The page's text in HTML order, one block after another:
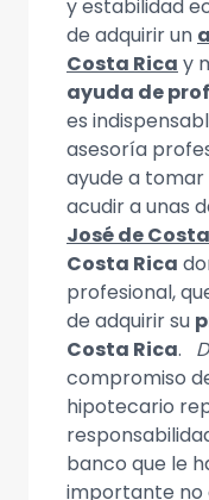
y estabilidad
de adquirir un
Costa Rica y
ayuda de
es
asesoría
ayude a tomar
acudir a unas
José de Costa
Costa Rica
profesional,
de adquirir su
Costa Rica.
compromiso
hipotecario
banco que le
importante no